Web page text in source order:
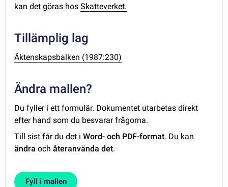
kan det göras hosSkatteverket.
Tillämplig lag
Äktenskapsbalken (1987:230)
Ändra mallen?
Du fyller i ett formulär. Dokumentet utarbetas direkt
efter hand som du besvarar frågorna.
Till sist får du det iWord- och PDF-format. Du kan
ändra ochåteranvända det.
Fyll i mallen